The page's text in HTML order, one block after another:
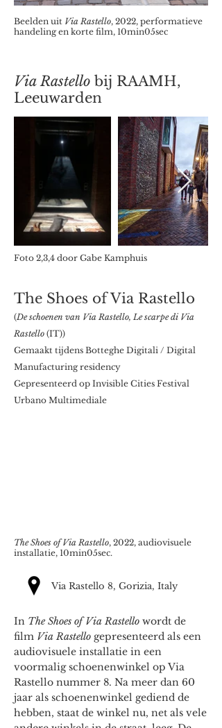
Beelden uit Via Rastello, 2022, performatieve
handeling en korte film, 10min05sec
Via Rastello bij RAAMH,
Leeuwarden
Foto 2,3,4 door Gabe Kamphuis
The Shoes of Via Rastello
(De schoenen van Via Rastello, Le scarpe di Via
Rastello (IT))
Gemaakt tijdens Botteghe Digitali / Digital
Manufacturing residency
Gepresenteerd op Invisible Cities Festival
Urbano Multimediale
The Shoes of Via Rastello, 2022, audiovisuele
installatie, 10min05sec.
Via Rastello 8, Gorizia, Italy
In The Shoes of Via Rastello wordt de
film Via Rastello gepresenteerd als een
audiovisuele installatie in een
voormalig schoenenwinkel op Via
Rastello nummer 8. Na meer dan 60
jaar als schoenenwinkel gediend de
hebben, staat de winkel nu, net als vele